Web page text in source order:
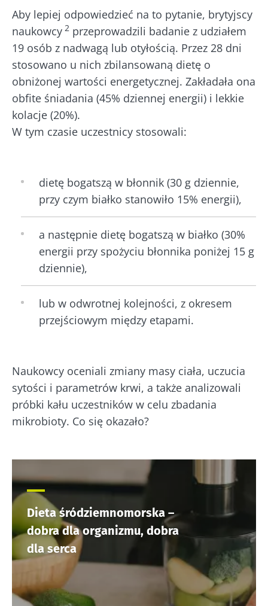
Aby lepiej odpowiedzieć na to pytanie, brytyjscy
naukowcy 2 przeprowadzili badanie z udziałem
19 osób z nadwagą lub otyłością. Przez 28 dni
stosowano u nich zbilansowaną dietę o
obniżonej wartości energetycznej. Zakładała ona
obfite śniadania (45% dziennej energii) i lekkie
kolacje (20%).
W tym czasie uczestnicy stosowali:
dietę bogatszą w błonnik (30 g dziennie,
przy czym białko stanowiło 15% energii),
a następnie dietę bogatszą w białko (30%
energii przy spożyciu błonnika poniżej 15 g
dziennie),
lub w odwrotnej kolejności, z okresem
przejściowym między etapami.
Naukowcy oceniali zmiany masy ciała, uczucia
sytości i parametrów krwi, a także analizowali
próbki kału uczestników w celu zbadania
mikrobioty. Co się okazało?
Dieta śródziemnomorska –
dobra dla organizmu, dobra
dla serca